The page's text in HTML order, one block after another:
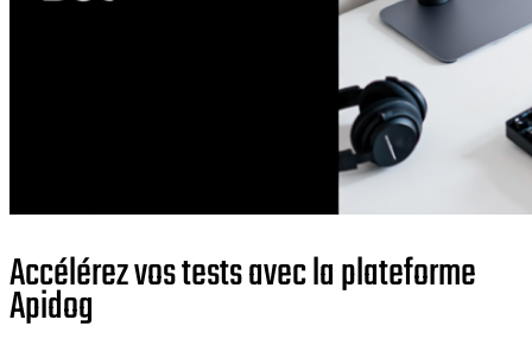
Accélérez vos tests avec la plateforme
Apidog